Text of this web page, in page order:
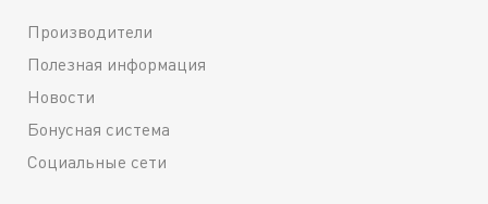
Производители
Полезная информация
Новости
Бонусная система
Социальные сети